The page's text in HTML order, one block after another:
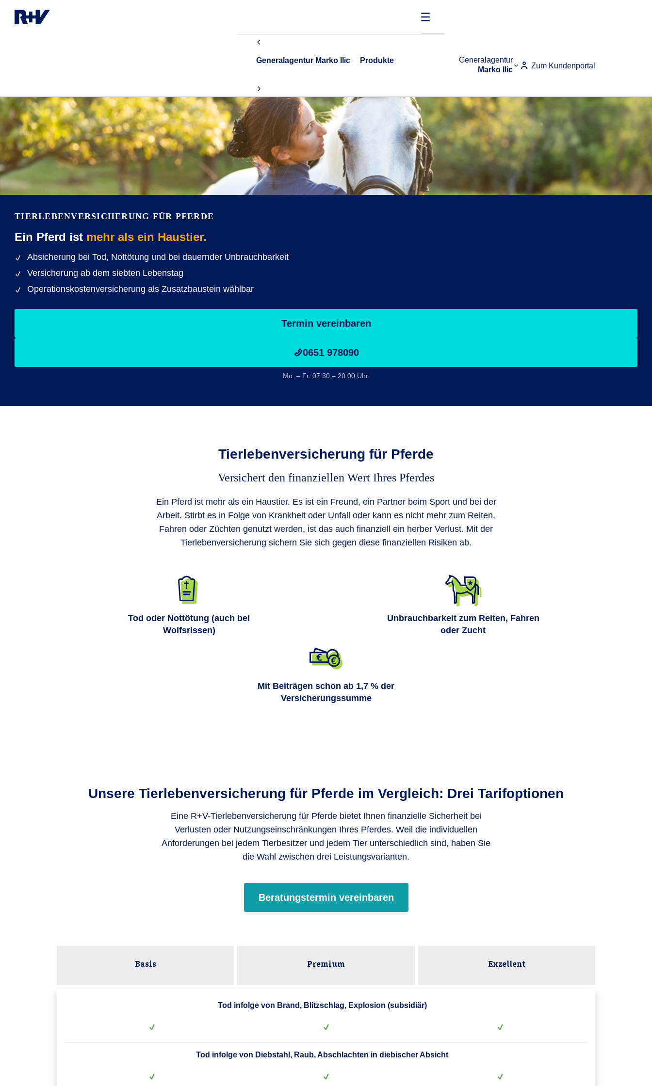
Generalagentur
Marko Ilic
Zum Kundenportal
Generalagentur Marko Ilic Produkte
TIERLEBENVERSICHERUNG FÜR PFERDE
Ein Pferd ist mehr als ein Haustier.
Absicherung bei Tod, Nottötung und bei dauernder Unbrauchbarkeit
Versicherung ab dem siebten Lebenstag
Operationskostenversicherung als Zusatzbaustein wählbar
Termin vereinbaren
0651 978090
Mo. – Fr. 07:30 – 20:00 Uhr.
Tierlebenversicherung für Pferde
Versichert den finanziellen Wert Ihres Pferdes
Ein Pferd ist mehr als ein Haustier. Es ist ein Freund, ein Partner beim Sport und bei der
Arbeit. Stirbt es in Folge von Krankheit oder Unfall oder kann es nicht mehr zum Reiten,
Fahren oder Züchten genutzt werden, ist das auch finanziell ein herber Verlust. Mit der
Tierlebenversicherung sichern Sie sich gegen diese finanziellen Risiken ab.
Tod oder Nottötung (auch bei
Wolfsrissen)
Unbrauchbarkeit zum Reiten, Fahren
oder Zucht
Mit Beiträgen schon ab 1,7 % der
Versicherungssumme
Unsere Tierlebenversicherung für Pferde im Vergleich: Drei Tarifoptionen
Eine R+V-Tierlebenversicherung für Pferde bietet Ihnen finanzielle Sicherheit bei
Verlusten oder Nutzungseinschränkungen Ihres Pferdes. Weil die individuellen
Anforderungen bei jedem Tierbesitzer und jedem Tier unterschiedlich sind, haben Sie
die Wahl zwischen drei Leistungsvarianten.
Beratungstermin vereinbaren
Basis Premium Exzellent
Tod infolge von Brand, Blitzschlag, Explosion (subsidiär)
Tod infolge von Diebstahl, Raub, Abschlachten in diebischer Absicht